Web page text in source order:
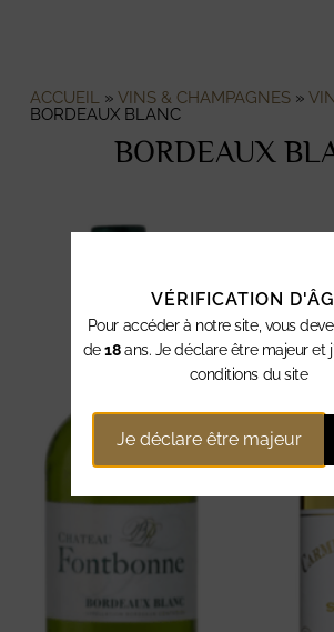
ACCUEIL» VINS & CHAMPAGNES»
BORDEAUX BLANC
BORDEAUX
VÉRIFICATION
Pour accéder à notre site, vous
de18ans. Je déclare être majeur et
conditions du site
Je déclare être majeur